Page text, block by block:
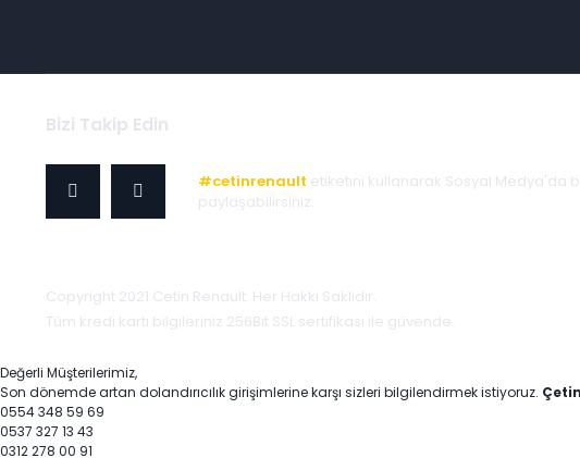
Bizi Takip Edin
#cetinrenault etiketini kullanarak Sosyal Medya'da
paylaşabilirsiniz.
Copyright 2021 Cetin Renault. Her Hakkı Saklıdır.
Tüm kredi kartı bilgileriniz 256Bit SSL sertifikası ile güvende.
Değerli Müşterilerimiz,
Son dönemde artan dolandırıcılık girişimlerine karşı sizleri bilgilendirmek istiyoruz.
0554 348 59 69
0537 327 13 43
0312 278 00 91